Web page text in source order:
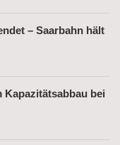
– Saarbahn hält
Kapazitätsabbau bei